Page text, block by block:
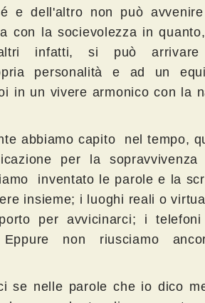
e dell'altro non può
con la socievolezza in
infatti, si può arrivare
personalità e ad un
in un vivere armonico con la
abbiamo capito nel tempo,
per la sopravvivenza
inventato le parole e la
insieme; i luoghi reali o
per avvicinarci; i
non riusciamo
se nelle parole che io dico